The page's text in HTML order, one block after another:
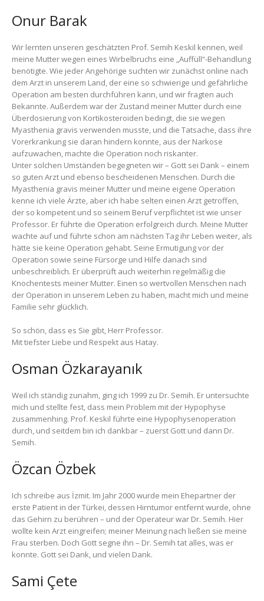
Onur Barak
Wir lernten unseren geschätzten Prof. Semih Keskil kennen, weil
meine Mutter wegen eines Wirbelbruchs eine „Auffüll“-Behandlung
benötigte. Wie jeder Angehörige suchten wir zunächst online nach
dem Arzt in unserem Land, der eine so schwierige und gefährliche
Operation am besten durchführen kann, und wir fragten auch
Bekannte. Außerdem war der Zustand meiner Mutter durch eine
Überdosierung von Kortikosteroiden bedingt, die sie wegen
Myasthenia gravis verwenden musste, und die Tatsache, dass ihre
Vorerkrankung sie daran hindern konnte, aus der Narkose
aufzuwachen, machte die Operation noch riskanter.
Unter solchen Umständen begegneten wir – Gott sei Dank – einem
so guten Arzt und ebenso bescheidenen Menschen. Durch die
Myasthenia gravis meiner Mutter und meine eigene Operation
kenne ich viele Ärzte, aber ich habe selten einen Arzt getroffen,
der so kompetent und so seinem Beruf verpflichtet ist wie unser
Professor. Er führte die Operation erfolgreich durch. Meine Mutter
wachte auf und führte schon am nächsten Tag ihr Leben weiter, als
hätte sie keine Operation gehabt. Seine Ermutigung vor der
Operation sowie seine Fürsorge und Hilfe danach sind
unbeschreiblich. Er überprüft auch weiterhin regelmäßig die
Knochentests meiner Mutter. Einen so wertvollen Menschen nach
der Operation in unserem Leben zu haben, macht mich und meine
Familie sehr glücklich.
So schön, dass es Sie gibt, Herr Professor.
Mit tiefster Liebe und Respekt aus Hatay.
Osman Özkarayanık
Weil ich ständig zunahm, ging ich 1999 zu Dr. Semih. Er untersuchte
mich und stellte fest, dass mein Problem mit der Hypophyse
zusammenhing. Prof. Keskil führte eine Hypophysenoperation
durch, und seitdem bin ich dankbar – zuerst Gott und dann Dr.
Semih.
Özcan Özbek
Ich schreibe aus İzmit. Im Jahr 2000 wurde mein Ehepartner der
erste Patient in der Türkei, dessen Hirntumor entfernt wurde, ohne
das Gehirn zu berühren – und der Operateur war Dr. Semih. Hier
wollte kein Arzt eingreifen; meiner Meinung nach ließen sie meine
Frau sterben. Doch Gott segne ihn – Dr. Semih tat alles, was er
konnte. Gott sei Dank, und vielen Dank.
Sami Çete